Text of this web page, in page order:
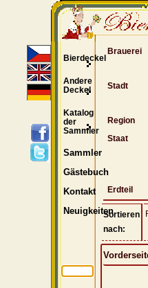
Stadt
Staat
Erdteil
Sortieren
nach:
Bierdeckel
Andere
Deckel
Katalog
der
Sammler
Sammler
Gästebuch
Kontakt
Neuigkeiten